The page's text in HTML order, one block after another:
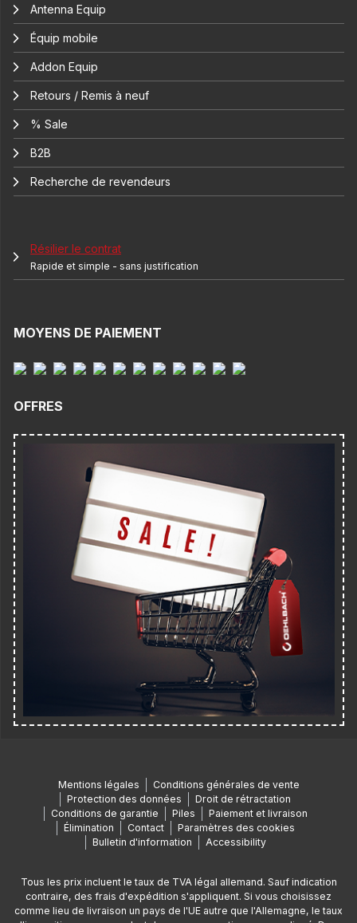
Antenna Equip
Équip mobile
Addon Equip
Retours / Remis à neuf
% Sale
B2B
Recherche de revendeurs
Résilier le contrat
Rapide et simple - sans justification
MOYENS DE PAIEMENT
OFFRES
Mentions légales
Conditions générales de vente
Protection des données
Droit de rétractation
Conditions de garantie
Piles
Paiement et livraison
Élimination
Contact
Paramètres des cookies
Bulletin d'information
Accessibility
Tous les prix incluent le taux de TVA légal allemand. Sauf indication
contraire, des frais d'expédition s'appliquent. Si vous choisissez
comme lieu de livraison un pays de l'UE autre que l'Allemagne, le taux